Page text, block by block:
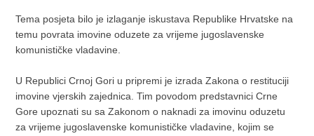
Tema posjeta bilo je izlaganje iskustava Republike Hrvatske na
temu povrata imovine oduzete za vrijeme jugoslavenske
komunističke vladavine.
U Republici Crnoj Gori u pripremi je izrada Zakona o restituciji
imovine vjerskih zajednica. Tim povodom predstavnici Crne
Gore upoznati su sa Zakonom o naknadi za imovinu oduzetu
za vrijeme jugoslavenske komunističke vladavine, kojim se